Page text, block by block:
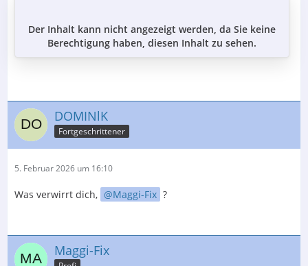
Der Inhalt kann nicht angezeigt werden, da Sie keine
Berechtigung haben, diesen Inhalt zu sehen.
DOMINlK
Fortgeschrittener
5. Februar 2026 um 16:10
Was verwirrt dich, Maggi-Fix ?
Maggi-Fix